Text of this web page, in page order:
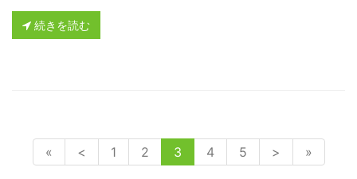
続きを読む
« < 1 2 3 4 5 > »